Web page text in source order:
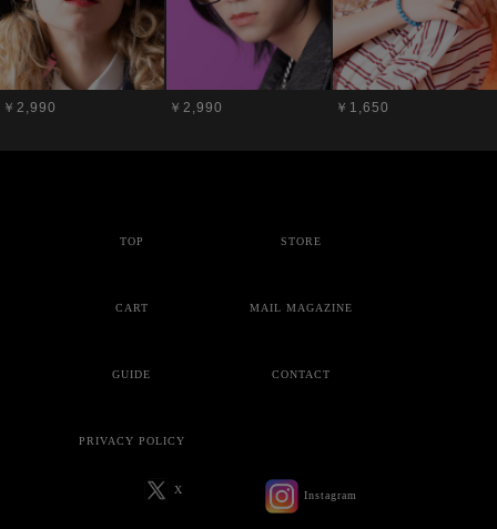
￥2,990 ￥2,990 ￥1,650
TOP STORE
CART MAIL MAGAZINE
GUIDE CONTACT
PRIVACY POLICY
X Instagram